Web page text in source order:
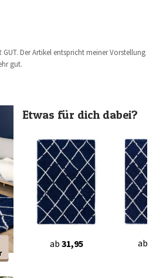
GUT. Der Artikel entspricht meiner Vorstellung
gut.
Etwas für dich dabei?
ab 31,95 ab